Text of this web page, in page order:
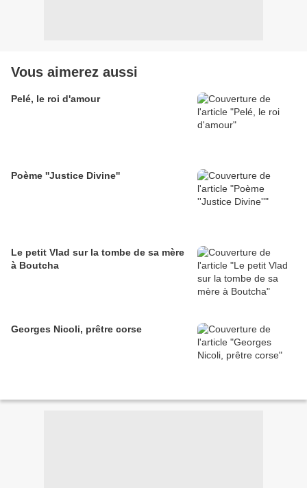
Vous aimerez aussi
Pelé, le roi d'amour
Poème ''Justice Divine''
Le petit Vlad sur la tombe de sa mère
à Boutcha
Georges Nicoli, prêtre corse